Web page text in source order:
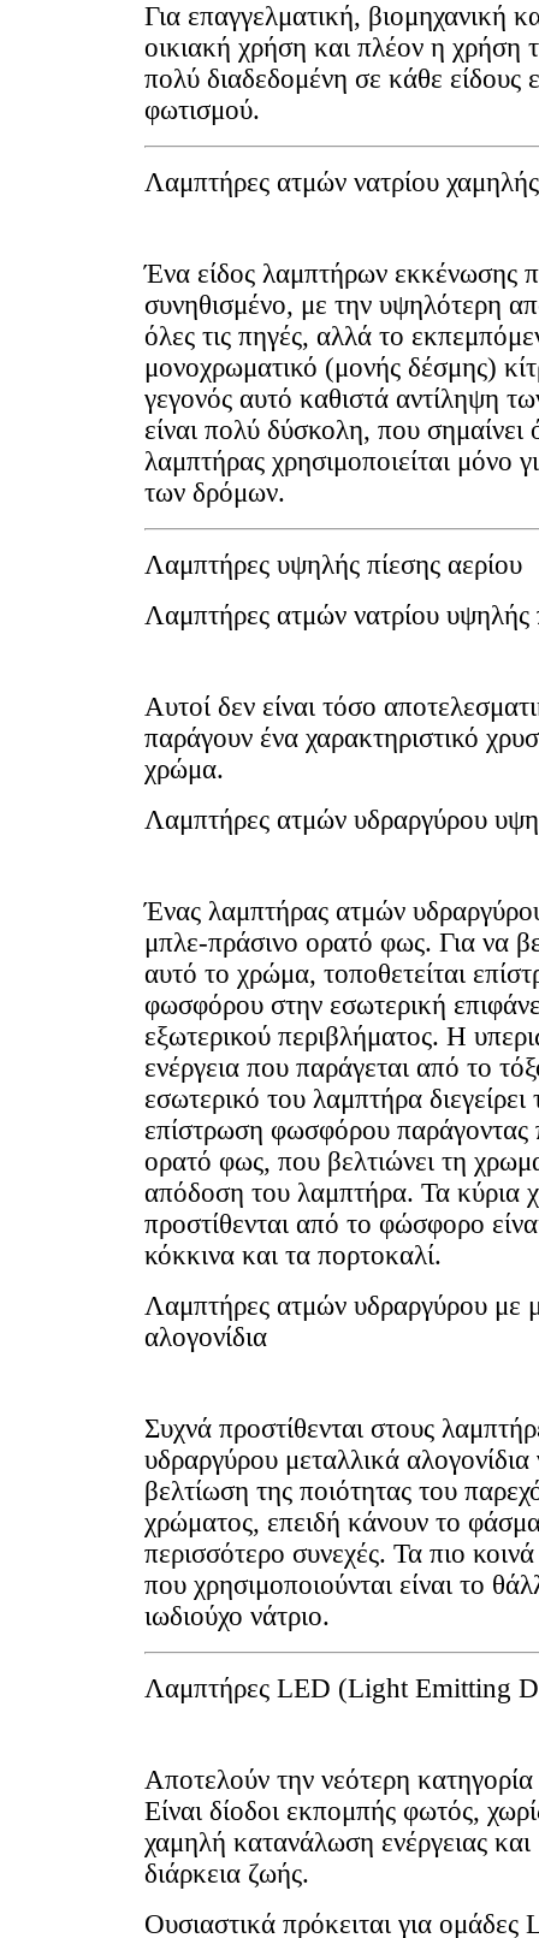
Για επαγγελματική, βιομηχανική
οικιακή χρήση και πλέον η χρήση
πολύ διαδεδομένη σε κάθε είδους
φωτισμού.
Λαμπτήρες ατμών νατρίου
Ένα είδος λαμπτήρων εκκένωσης
συνηθισμένο, με την υψηλότερη
όλες τις πηγές, αλλά το
μονοχρωματικό (μονής δέσμης)
γεγονός αυτό καθιστά αντίληψη
είναι πολύ δύσκολη, που σημαίνει
λαμπτήρας χρησιμοποιείται μόνο
των δρόμων.
Λαμπτήρες υψηλής πίεσης αερίου
Λαμπτήρες ατμών νατρίου υψηλής
Αυτοί δεν είναι τόσο
παράγουν ένα χαρακτηριστικό
χρώμα.
Λαμπτήρες ατμών υδραργύρου
Ένας λαμπτήρας ατμών
μπλε-πράσινο ορατό φως. Για να
αυτό το χρώμα, τοποθετείται
φωσφόρου στην εσωτερική
εξωτερικού περιβλήματος. Η
ενέργεια που παράγεται από το
εσωτερικό του λαμπτήρα διεγείρει
επίστρωση φωσφόρου παράγοντας
ορατό φως, που βελτιώνει τη
απόδοση του λαμπτήρα. Τα κύρια
προστίθενται από το φώσφορο
κόκκινα και τα πορτοκαλί.
Λαμπτήρες ατμών υδραργύρου με
αλογονίδια
Συχνά προστίθενται στους
υδραργύρου μεταλλικά αλογονίδια
βελτίωση της ποιότητας του
χρώματος, επειδή κάνουν το
περισσότερο συνεχές. Τα πιο
που χρησιμοποιούνται είναι το
ιωδιούχο νάτριο.
Λαμπτήρες LED (Light Emitting
Αποτελούν την νεότερη
Είναι δίοδοι εκπομπής φωτός,
χαμηλή κατανάλωση ενέργειας
διάρκεια ζωής.
Ουσιαστικά πρόκειται για ομάδες